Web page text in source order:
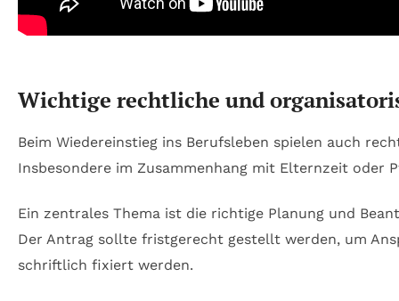
Wichtige rechtliche und
Beim Wiedereinstieg ins Berufsleben spielen auch
Insbesondere im Zusammenhang mit Elternzeit oder
Ein zentrales Thema ist die richtige Planung und
Der Antrag sollte fristgerecht gestellt werden, um
schriftlich fixiert werden.